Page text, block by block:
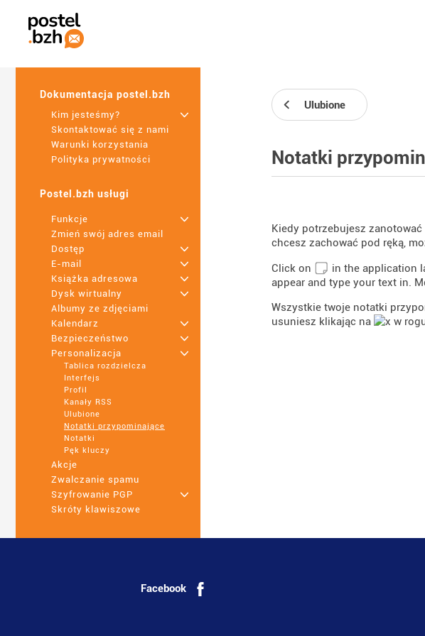
Dokumentacja postel.bzh
Kim jesteśmy?
+
Skontaktować się z nami
Warunki korzystania
Polityka prywatności
Postel.bzh usługi
Funkcje
+
Zmień swój adres email
Dostęp
+
E-mail
+
Książka adresowa
+
Dysk wirtualny
+
Albumy ze zdjęciami
Kalendarz
+
Bezpieczeństwo
+
Personalizacja
+
Tablica rozdzielcza
Interfejs
Profil
Kanały RSS
Ulubione
Notatki przypominające
Notatki
Pęk kluczy
Akcje
Zwalczanie spamu
Szyfrowanie PGP
+
Skróty klawiszowe
Ulubione
Notatki
Kiedy potrzebujesz
chcesz zachować pod ręką,
Click on
in the application
appear and type your text in.
Wszystkie twoje notatki
usuniesz klikając na
w
Facebook